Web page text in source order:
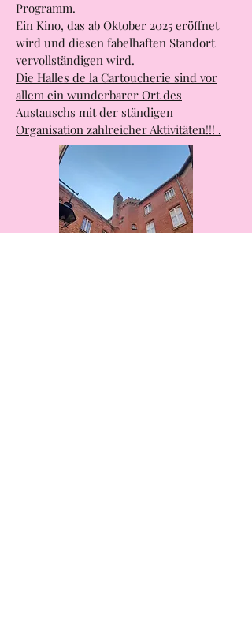
Ein Veranstaltungssaal, „La CABANE“ mit
einem sehr abwechslungsreichen
Programm.
Ein Kino, das ab Oktober 2025 eröffnet
wird und diesen fabelhaften Standort
vervollständigen wird.
Die Halles de la Cartoucherie sind vor
allem ein wunderbarer Ort des
Austauschs mit der ständigen
Organisation zahlreicher Aktivitäten!!! .